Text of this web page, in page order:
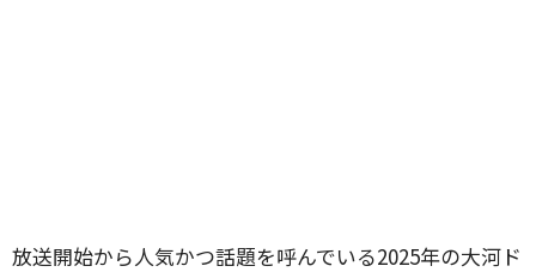
放送開始から人気かつ話題を呼んでいる2025年の大河ド